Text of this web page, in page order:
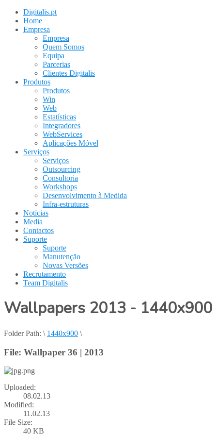
Digitalis.pt
Home
Empresa
Empresa
Quem Somos
Equipa
Parcerias
Clientes Digitalis
Produtos
Produtos
Win
Web
Estatísticas
Integradores
WebServices
Aplicações Móvel
Serviços
Serviços
Outsourcing
Consultoria
Workshops
Desenvolvimento à Medida
Infra-estruturas
Notícias
Media
Contactos
Suporte
Suporte
Manutenção
Novas Versões
Recrutamento
Team Digitalis
Wallpapers 2013 - 1440x900
Folder Path: \ 1440x900 \
File: Wallpaper 36 | 2013
Uploaded:
08.02.13
Modified:
11.02.13
File Size:
40 KB